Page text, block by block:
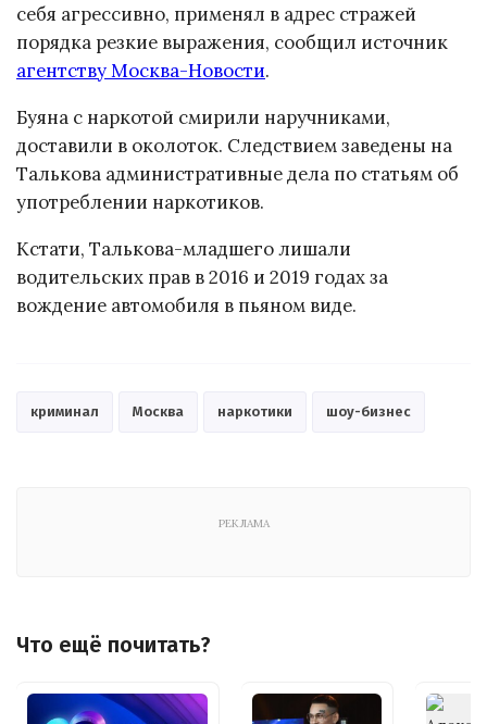
себя агрессивно, применял в адрес стражей
порядка резкие выражения, сообщил источник
агентству Москва-Новости.
Буяна с наркотой смирили наручниками,
доставили в околоток. Следствием заведены на
Талькова административные дела по статьям об
употреблении наркотиков.
Кстати, Талькова-младшего лишали
водительских прав в 2016 и 2019 годах за
вождение автомобиля в пьяном виде.
криминал Москва наркотики шоу-бизнес
РЕКЛАМА
Что ещё почитать?